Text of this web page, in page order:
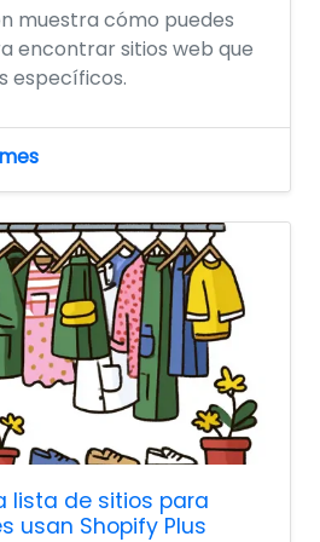
muestra cómo puedes
encontrar sitios web que
específicos.
lista de sitios para
usan Shopify Plus